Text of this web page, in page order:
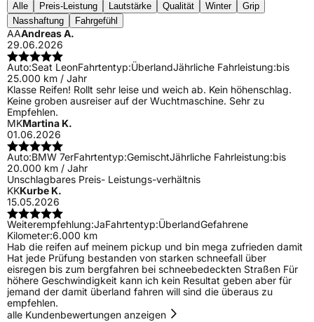
Alle Preis-Leistung Lautstärke Qualität Winter
Grip
Nasshaftung
Fahrgefühl
AAAndreas A.
29.06.2026
Auto:Seat LeonFahrtentyp:ÜberlandJährliche Fahrleistung:bis
25.000 km / Jahr
Klasse Reifen! Rollt sehr leise und weich ab. Kein höhenschlag.
Keine groben ausreiser auf der Wuchtmaschine. Sehr zu
Empfehlen.
MKMartina K.
01.06.2026
Auto:BMW 7erFahrtentyp:GemischtJährliche Fahrleistung:bis
20.000 km / Jahr
Unschlagbares Preis- Leistungs-verhältnis
KKKurbe K.
15.05.2026
Weiterempfehlung:JaFahrtentyp:ÜberlandGefahrene
Kilometer:6.000 km
Hab die reifen auf meinem pickup und bin mega zufrieden damit
Hat jede Prüfung bestanden von starken schneefall über
eisregen bis zum bergfahren bei schneebedeckten Straßen Für
höhere Geschwindigkeit kann ich kein Resultat geben aber für
jemand der damit überland fahren will sind die überaus zu
empfehlen.
alle Kundenbewertungen anzeigen